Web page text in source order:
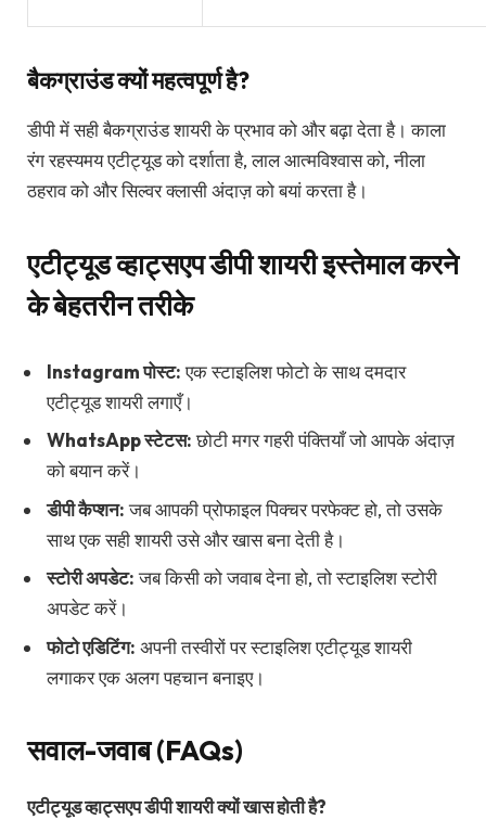
बैकग्राउंड क्यों महत्वपूर्ण है?
डीपी में सही बैकग्राउंड शायरी के प्रभाव को और बढ़ा देता है। काला
रंग रहस्यमय एटीट्यूड को दर्शाता है, लाल आत्मविश्वास को, नीला
ठहराव को और सिल्वर क्लासी अंदाज़ को बयां करता है।
एटीट्यूड व्हाट्सएप डीपी शायरी इस्तेमाल करने
के बेहतरीन तरीके
Instagram पोस्ट:एक स्टाइलिश फोटो के साथ दमदार
एटीट्यूड शायरी लगाएँ।
WhatsApp स्टेटस:छोटी मगर गहरी पंक्तियाँ जो आपके अंदाज़
को बयान करें।
डीपी कैप्शन:जब आपकी प्रोफाइल पिक्चर परफेक्ट हो, तो उसके
साथ एक सही शायरी उसे और खास बना देती है।
स्टोरी अपडेट:जब किसी को जवाब देना हो, तो स्टाइलिश स्टोरी
अपडेट करें।
फोटो एडिटिंग: अपनी तस्वीरों पर स्टाइलिश एटीट्यूड शायरी
लगाकर एक अलग पहचान बनाइए।
सवाल-जवाब (FAQs)
एटीट्यूड व्हाट्सएप डीपी शायरी क्यों खास होती है?